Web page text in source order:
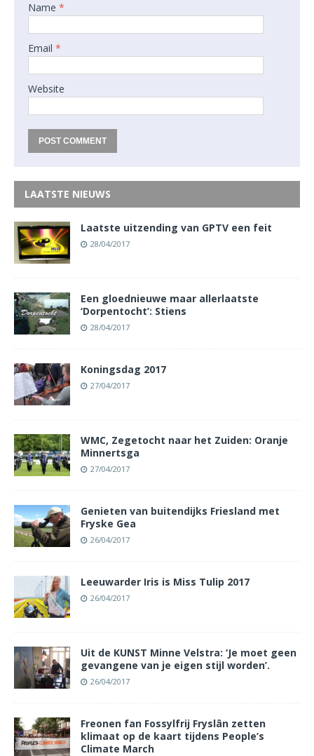
Name *
Email *
Website
LAATSTE NIEUWS
Laatste uitzending van GPTV een feit
28/04/2017
Een gloednieuwe maar allerlaatste
‘Dorpentocht’: Stiens
28/04/2017
Koningsdag 2017
27/04/2017
WMC, Zegetocht naar het Zuiden: Oranje
Minnertsga
27/04/2017
Genieten van buitendijks Friesland met
Fryske Gea
26/04/2017
Leeuwarder Iris is Miss Tulip 2017
26/04/2017
Uit de KUNST Minne Velstra: ‘Je moet geen
gevangene van je eigen stijl worden’.
26/04/2017
Freonen fan Fossylfrij Fryslân zetten
klimaat op de kaart tijdens People’s
Climate March